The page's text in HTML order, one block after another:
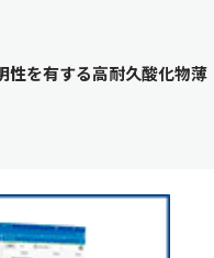
性を有する高耐久酸化物薄